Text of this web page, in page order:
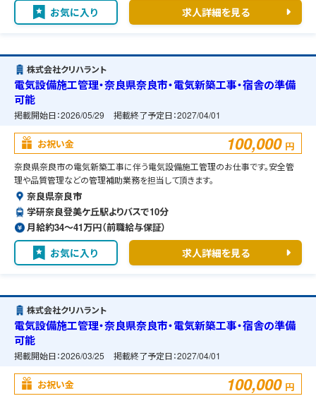
お気に入り 求人詳細を見る
株式会社クリハラント
電気設備施工管理・奈良県奈良市・電気新築工事・宿舎の準備
可能
掲載開始日：2026/05/29 掲載終了予定日：2027/04/01
お祝い金 100,000 円
奈良県奈良市の電気新築工事に伴う電気設備施工管理のお仕事です。安全管
理や品質管理などの管理補助業務を担当して頂きます。
奈良県奈良市
学研奈良登美ケ丘駅よりバスで10分
月給約34〜41万円（前職給与保証）
お気に入り 求人詳細を見る
株式会社クリハラント
電気設備施工管理・奈良県奈良市・電気新築工事・宿舎の準備
可能
掲載開始日：2026/03/25 掲載終了予定日：2027/04/01
お祝い金 100,000 円